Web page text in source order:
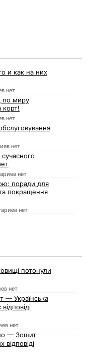
и как на них
нет
по миру
корт!
нет
нет
нет
поради для
покращення
нет
потонули
нет
— Українська
нет
— Зошит